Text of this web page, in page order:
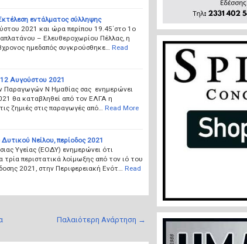
εντάλματος σύλληψης
2021 και ώρα περίπου 19.45΄στο 1ο
– Ελευθεροχωρίου Πέλλας, η
ημεδαπός συγκρούσθηκε…
Read
Αυγούστου 2021
Παραγωγών Ν Ημαθίας σας ενημερώνει
θα καταβληθεί από τον ΕΛΓΑ η
ζημιές στις παραγωγές από…
Read More
Νείλου, περίοδος 2021
Υγείας (ΕΟΔΥ) ενημερώνει ότι
περιστατικά λοίμωξης από τον ιό του
2021, στην Περιφερειακή Ενότ…
Read
Παλαιότερη Ανάρτηση →